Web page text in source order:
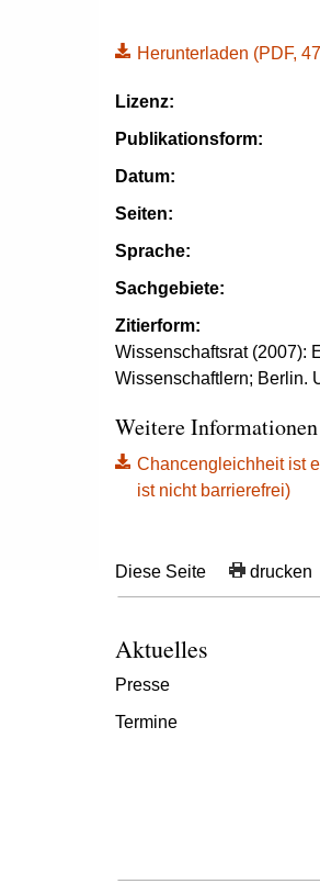
Herunterladen (PDF,
Lizenz:
Publikationsform:
Datum:
Seiten:
Sprache:
Sachgebiete:
Zitierform:
Wissenschaftsrat (2007):
Wissenschaftlern; Berlin.
Weitere Informationen
Chancengleichheit ist
ist nicht barrierefrei)
Diese Seite drucken
Aktuelles
Presse
Termine